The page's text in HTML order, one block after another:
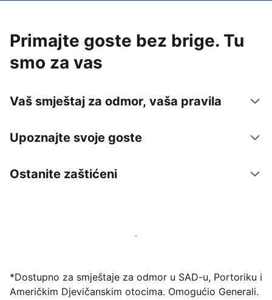
Primajte goste bez brige. Tu
smo za vas
Vaš smještaj za odmor, vaša pravila
Upoznajte svoje goste
Ostanite zaštićeni
*Dostupno za smještaje za odmor u SAD-u, Portoriku i
Američkim Djevičanskim otocima. Omogućio Generali.